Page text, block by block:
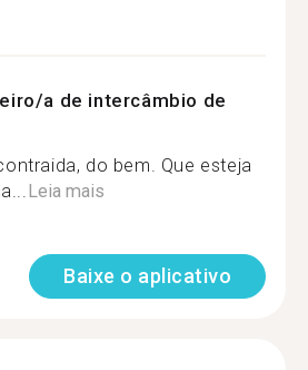
a de intercâmbio de
do bem. Que esteja
Leia mais
Baixe o aplicativo